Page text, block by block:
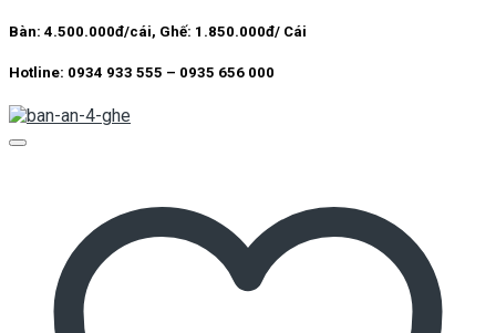
Bàn: 4.500.000đ/cái, Ghế: 1.850.000đ/ Cái
Hotline: 0934 933 555 – 0935 656 000